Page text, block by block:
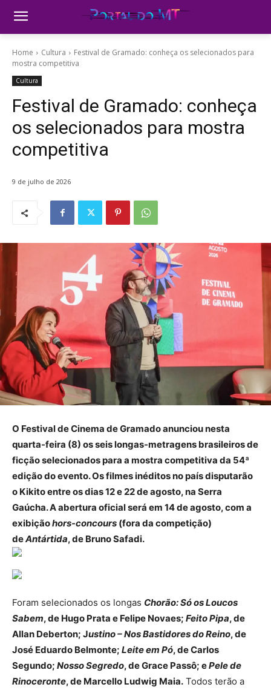
Home Cultura
Festival de Gramado: conheça os selecionados para
mostra competitiva
Cultura
Festival de Gramado: conheça
os selecionados para mostra
competitiva
9 de julho de 2026
O Festival de Cinema de Gramado anunciou nesta
quarta-feira (8) os seis longas-metragens brasileiros de
ficção selecionados para a mostra competitiva da 54ª
edição do evento. Os filmes inéditos no país disputarão
o Kikito entre os dias 12 e 22 de agosto, na Serra
Gaúcha. A abertura oficial será em 14 de agosto, com a
exibiçãohors-concours (fora da competição)
deAntártida, de Bruno Safadi.
Foram selecionados os longas Chorão: Só os Loucos
Sabem, de Hugo Prata e Felipe Novaes; Feito Pipa, de
Allan Deberton; Justino – Nos Bastidores do Reino, de
José Eduardo Belmonte; Leite em Pó, de Carlos
Segundo; Nosso Segredo, de Grace Passô; ePele de
Rinoceronte, de Marcello Ludwig Maia. Todos terão a